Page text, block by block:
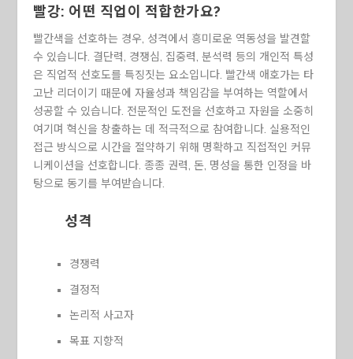
빨강: 어떤 직업이 적합한가요?
빨간색을 선호하는 경우, 성격에서 흥미로운 역동성을 발견할
수 있습니다. 결단력, 경쟁심, 집중력, 분석력 등의 개인적 특성
은 직업적 선호도를 특징짓는 요소입니다. 빨간색 애호가는 타
고난 리더이기 때문에 자율성과 책임감을 부여하는 역할에서
성공할 수 있습니다. 전문적인 도전을 선호하고 자원을 소중히
여기며 혁신을 창출하는 데 적극적으로 참여합니다. 실용적인
접근 방식으로 시간을 절약하기 위해 명확하고 직접적인 커뮤
니케이션을 선호합니다. 종종 권력, 돈, 명성을 통한 인정을 바
탕으로 동기를 부여받습니다.
성격
경쟁력
결정적
논리적 사고자
목표 지향적